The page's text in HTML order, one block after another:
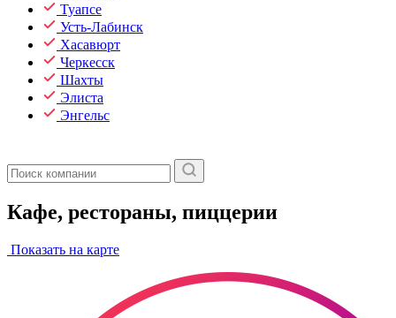
Туапсе
Усть-Лабинск
Хасавюрт
Черкесск
Шахты
Элиста
Энгельс
Кафе, рестораны, пиццерии
Показать на карте